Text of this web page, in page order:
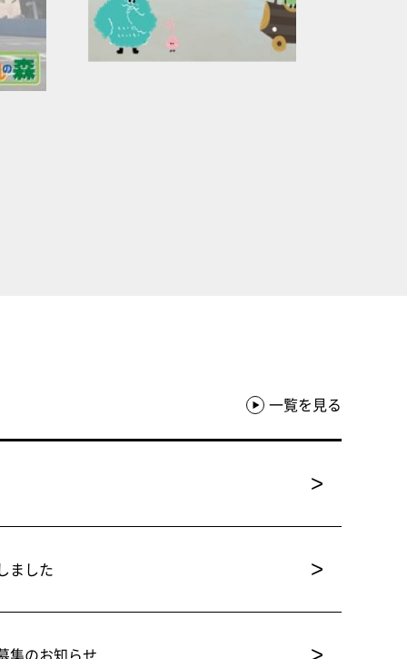
一覧を見る
>
ました >
集のお知らせ >